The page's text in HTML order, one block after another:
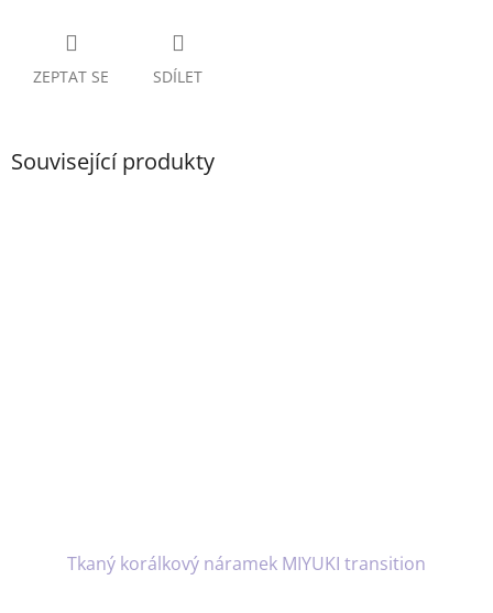
ZEPTAT SE SDÍLET
Související produkty
Tkaný korálkový náramek MIYUKI transition